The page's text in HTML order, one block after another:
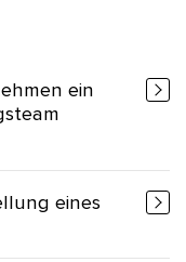
ein
eines